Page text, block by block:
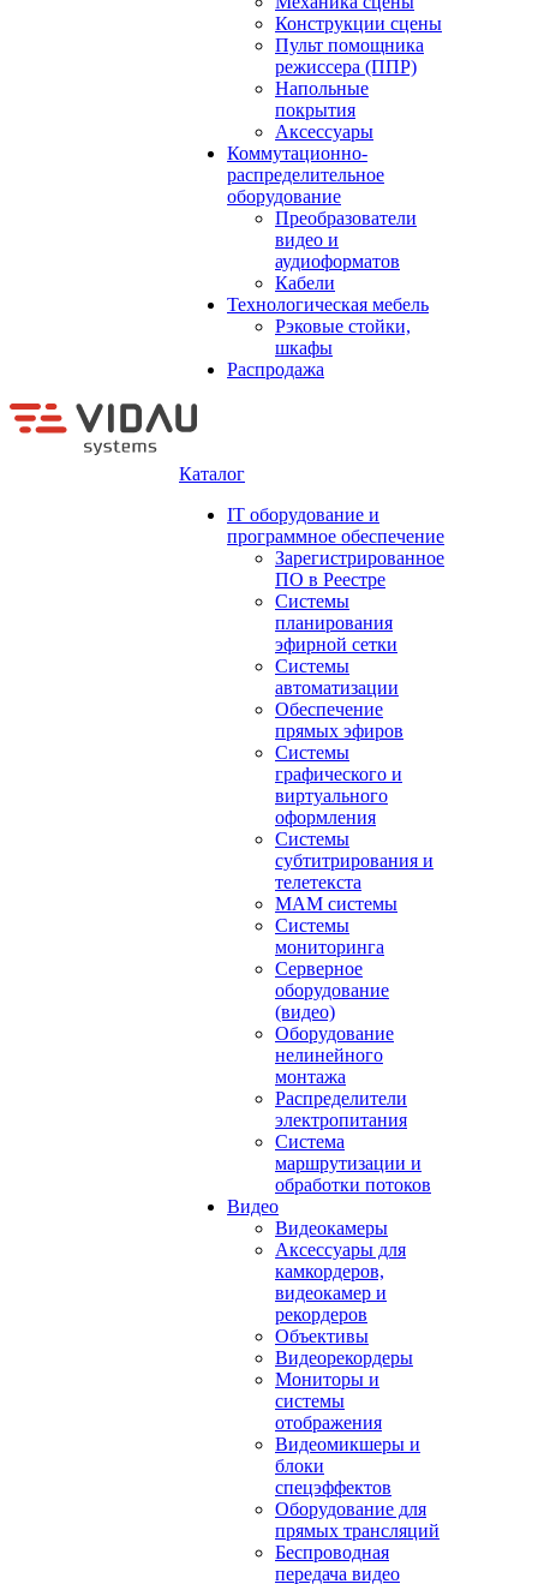
Конструкции сцены
Пульт помощника
режиссера (ППР)
Напольные
покрытия
Аксессуары
Коммутационно-
распределительное
оборудование
Преобразователи
видео и
аудиоформатов
Кабели
Технологическая мебель
Рэковые стойки,
шкафы
Распродажа
Каталог
IT оборудование и
программное обеспечение
Зарегистрированное
ПО в Реестре
Системы
планирования
эфирной сетки
Системы
автоматизации
Обеспечение
прямых эфиров
Системы
графического и
виртуального
оформления
Системы
субтитрирования и
телетекста
MAM системы
Системы
мониторинга
Серверное
оборудование
(видео)
Оборудование
нелинейного
монтажа
Распределители
электропитания
Система
маршрутизации и
обработки потоков
Видео
Видеокамеры
Аксессуары для
камкордеров,
видеокамер и
рекордеров
Объективы
Видеорекордеры
Мониторы и
системы
отображения
Видеомикшеры и
блоки
спецэффектов
Оборудование для
прямых трансляций
Беспроводная
передача видео